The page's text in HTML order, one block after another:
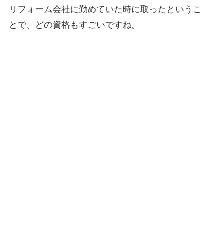
リフォーム会社に勤めていた時に取ったというこ
とで、どの資格もすごいですね。